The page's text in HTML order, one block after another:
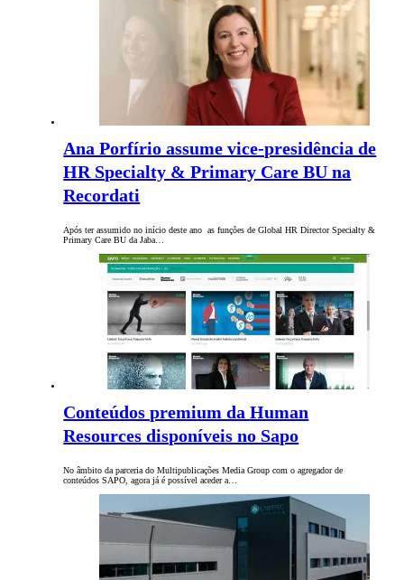
Ana Porfírio assume vice-presidência de
HR Specialty & Primary Care BU na
Recordati
Após ter assumido no início deste ano as funções de Global HR Director Specialty &
Primary Care BU da Jaba…
Conteúdos premium da Human
Resources disponíveis no Sapo
No âmbito da parceria do Multipublicações Media Group com o agregador de
conteúdos SAPO, agora já é possível aceder a…